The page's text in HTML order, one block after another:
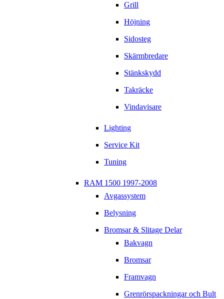
Grill
Höjning
Sidosteg
Skärmbredare
Stänkskydd
Takräcke
Vindavisare
Lighting
Service Kit
Tuning
RAM 1500 1997-2008
Avgassystem
Belysning
Bromsar & Slitage Delar
Bakvagn
Bromsar
Framvagn
Grenrörspackningar och Bult